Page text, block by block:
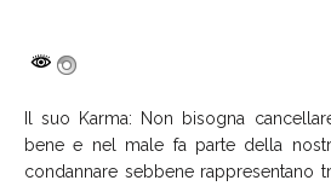
Il suo Karma:
Non bisogna
bene e nel male fa parte della
condannare sebbene rappresentano